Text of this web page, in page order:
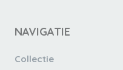
NAVIGATIE
Collectie